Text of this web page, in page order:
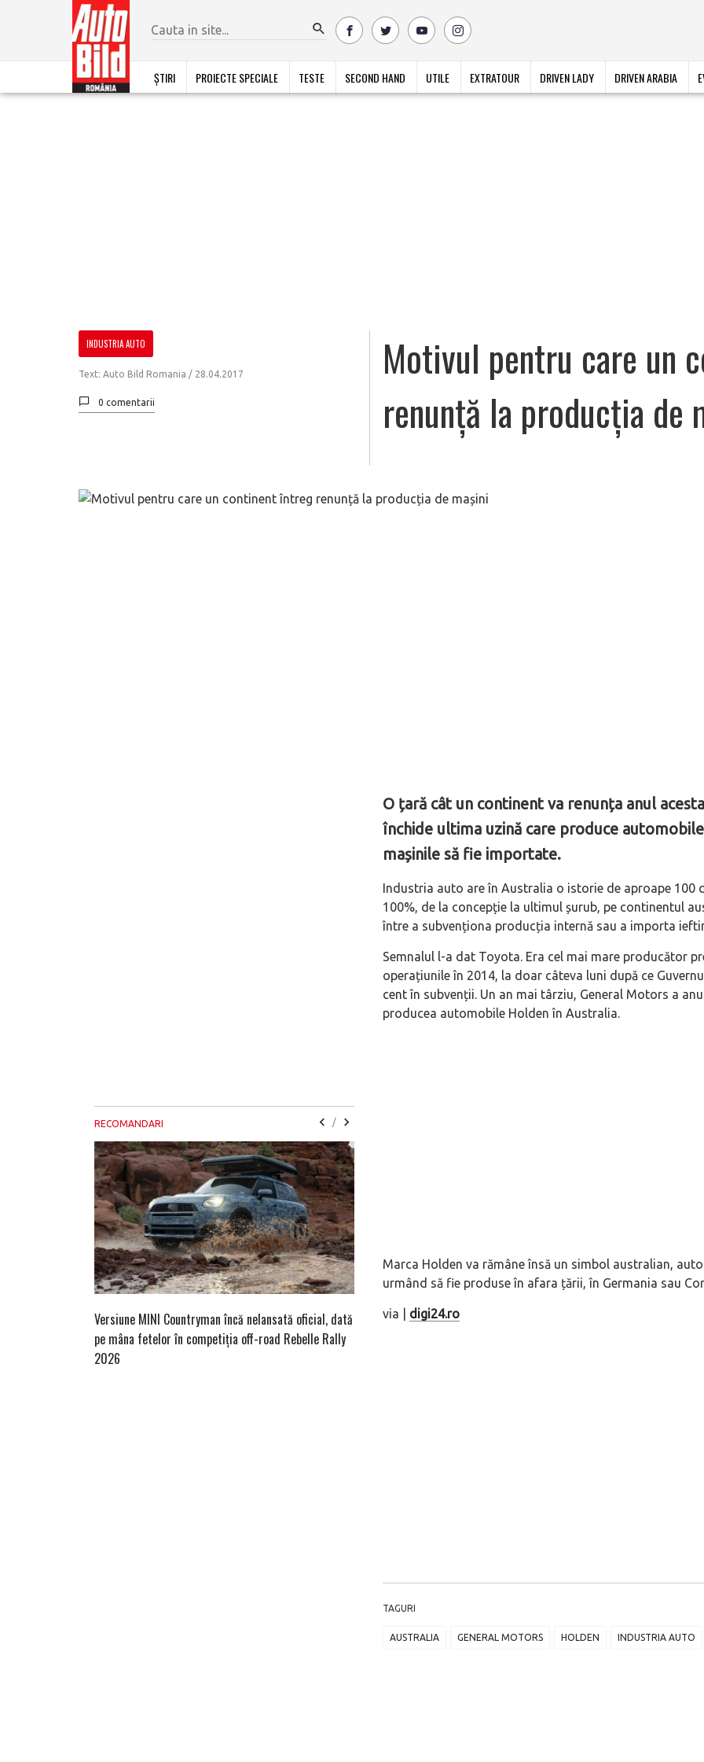
ȘTIRI PROIECTE SPECIALE TESTE SECOND HAND UTILE EXTRATOUR DRIVEN LADY DRIVEN ARABIA
INDUSTRIA AUTO
Text: Auto Bild Romania / 28.04.2017
0 comentarii
Motivul pentru care un
renunță la producția de
O țară cât un continent va renunța anul
închide ultima uzină care produce
mașinile să fie importate.
Industria auto are în Australia o istorie de aproape 100
100%, de la concepție la ultimul șurub, pe continentul
între a subvenționa producția internă sau a importa
Semnalul l-a dat Toyota. Era cel mai mare producător
operațiunile în 2014, la doar câteva luni după ce
cent în subvenții. Un an mai târziu, General Motors a
producea automobile Holden în Australia.
Marca Holden va rămâne însă un simbol australian,
urmând să fie produse în afara țării, în Germania sau
via | digi24.ro
TAGURI
AUSTRALIA GENERAL MOTORS HOLDEN INDUSTRIA AUTO
RECOMANDARI /
Versiune MINI Countryman încă nelansată oficial, dată
pe mâna fetelor în competiția off-road Rebelle Rally
2026
Pentru cine știe ceva avioane, numele Hennessey